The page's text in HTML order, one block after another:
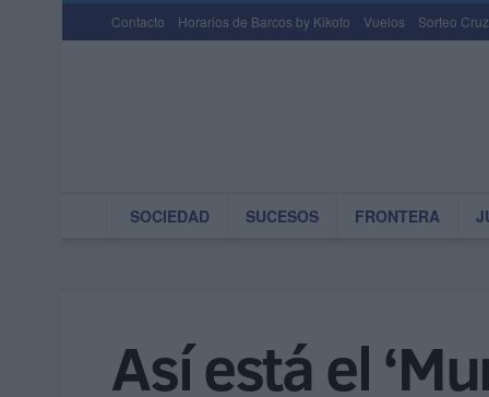
Contacto Horarios de Barcos by Kikoto Vuelos Sorteo
SOCIEDAD SUCESOS FRONTERA
Así está el